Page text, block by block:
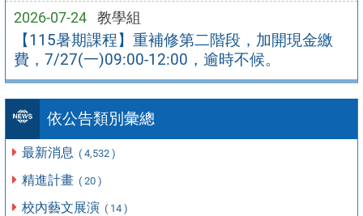
2026-07-24 教學組
【115暑期課程】重補修第二階段，加開現金繳
費，7/27(一)09:00-12:00，逾時不候。
依公告類別彙總
最新消息 ( 4,532 )
精進計畫 ( 20 )
校內藝文展演 ( 14 )